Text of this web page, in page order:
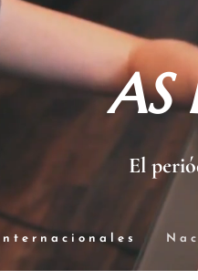
AS
El
Internacionales